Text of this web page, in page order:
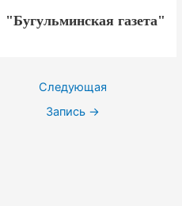
"Бугульминская газета"
Следующая
Запись →